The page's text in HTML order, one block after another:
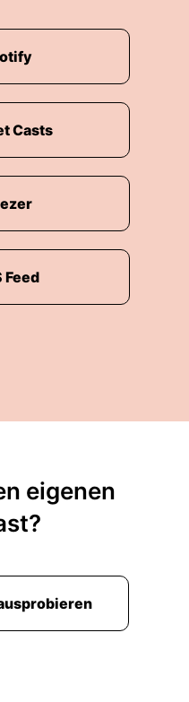
Casts
Feed
eigenen